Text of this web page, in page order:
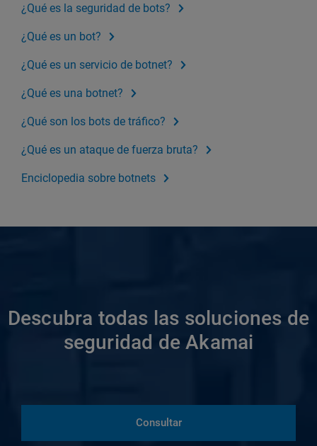
¿Qué es la seguridad de bots?
¿Qué es un bot?
¿Qué es un servicio de botnet?
¿Qué es una botnet?
¿Qué son los bots de tráfico?
¿Qué es un ataque de fuerza bruta?
Enciclopedia sobre botnets
Descubra todas las soluciones de
seguridad de Akamai
Consultar